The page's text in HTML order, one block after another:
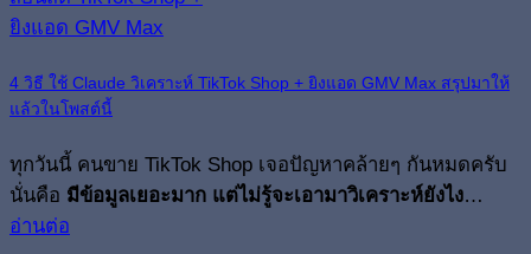
4 วิธี ใช้ Claude วิเคราะห์ TikTok Shop + ยิงแอด GMV Max สรุปมาให้
แล้วในโพสต์นี้
ทุกวันนี้ คนขาย TikTok Shop เจอปัญหาคล้ายๆ กันหมดครับ
นั่นคือ มีข้อมูลเยอะมาก แต่ไม่รู้จะเอามาวิเคราะห์ยังไง…
อ่านต่อ